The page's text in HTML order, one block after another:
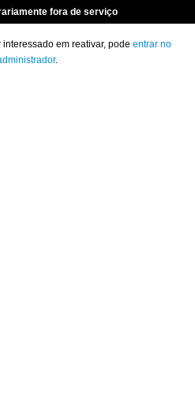
fora de serviço
em reativar, pode entrar no
.